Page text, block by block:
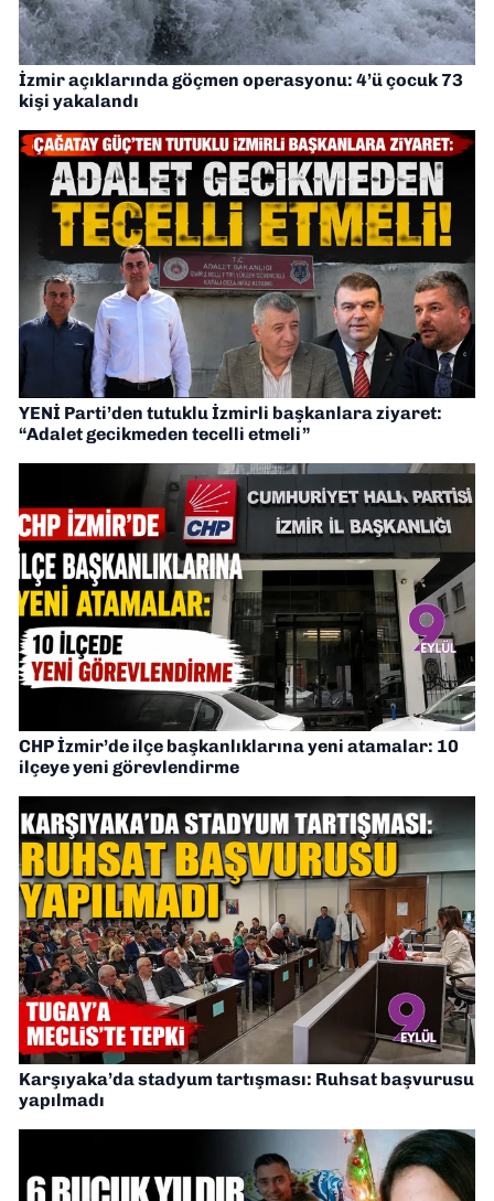
İzmir açıklarında göçmen operasyonu: 4’ü çocuk 73
kişi yakalandı
YENİ Parti’den tutuklu İzmirli başkanlara ziyaret:
“Adalet gecikmeden tecelli etmeli”
CHP İzmir’de ilçe başkanlıklarına yeni atamalar: 10
ilçeye yeni görevlendirme
Karşıyaka’da stadyum tartışması: Ruhsat başvurusu
yapılmadı